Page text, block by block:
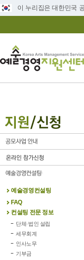
이 누리집은 대한민국
예술경영컨설팅
FAQ
컨설팅 전문 정보
단체·법인 설립
세무회계
인사노무
기부금